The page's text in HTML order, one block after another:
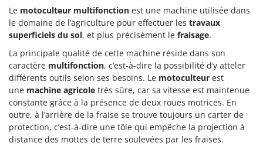
Le motoculteur multifonction est une machine utilisée dans
le domaine de l’agriculture pour effectuer les travaux
superficiels du sol, et plus précisément le fraisage.
La principale qualité de cette machine réside dans son
caractère multifonction, c’est-à-dire la possibilité d’y atteler
différents outils selon ses besoins. Le motoculteur est
une machine agricole très sûre, car sa vitesse est maintenue
constante grâce à la présence de deux roues motrices. En
outre, à l’arrière de la fraise se trouve toujours un carter de
protection, c’est-à-dire une tôle qui empêche la projection à
distance des mottes de terre soulevées par les fraises.